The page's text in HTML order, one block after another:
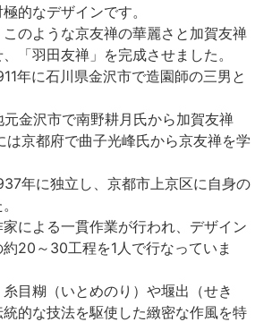
的なデザインです。
のような京友禅の華麗さと加賀友禅
「羽田友禅」を完成させました。
年に石川県金沢市で造園師の三男と
金沢市で南野耕月氏から加賀友禅
は京都府で曲子光峰氏から京友禅を学
年に独立し、京都市上京区に自身の
家による一貫作業が行われ、デザイン
20～30工程を1人で行なっていま
糸目糊（いとめのり）や堰出（せき
的な技法を駆使した緻密な作風を特